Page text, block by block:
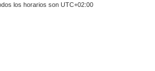
los horarios son UTC+02:00